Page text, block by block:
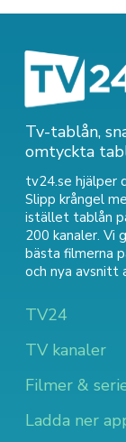
Tv-tablån,
omtyckta
tv24.se hjälper
Slipp krångel
istället tablån
200 kanaler. Vi
bästa filmerna
och nya avsnitt
TV24
TV kanaler
Filmer &
Ladda ner